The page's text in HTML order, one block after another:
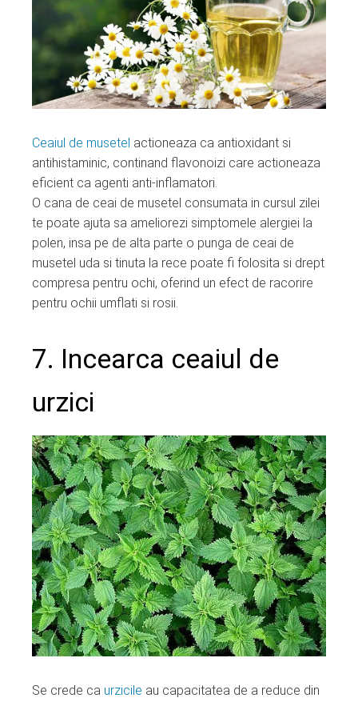
Ceaiul de musetel actioneaza ca antioxidant si
antihistaminic, continand flavonoizi care actioneaza
eficient ca agenti anti-inflamatori.
O cana de ceai de musetel consumata in cursul zilei
te poate ajuta sa ameliorezi simptomele alergiei la
polen, insa pe de alta parte o punga de ceai de
musetel uda si tinuta la rece poate fi folosita si drept
compresa pentru ochi, oferind un efect de racorire
pentru ochii umflati si rosii.
7. Incearca ceaiul de
urzici
Se crede ca urzicile au capacitatea de a reduce din